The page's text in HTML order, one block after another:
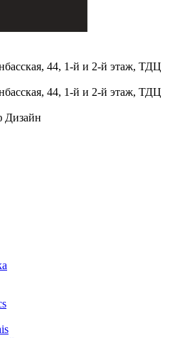
44, 1-й и 2-й этаж, ТДЦ
44, 1-й и 2-й этаж, ТДЦ